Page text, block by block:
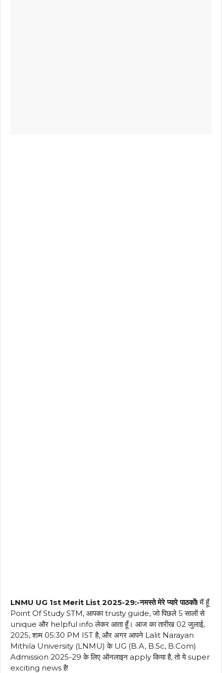
LNMU UG 1st Merit List 2025-29:-नमस्ते मेरे प्यारे पाठकों!मैं हूँ
Point Of Study STM, आपका trusty guide, जो पिछले 5 सालों से
unique और helpful info लेकर आता हूँ। आज का तारीख 02 जुलाई,
2025, शाम 05:30 PM IST है, और अगर आपने Lalit Narayan
Mithila University (LNMU) के UG (B.A, B.Sc, B.Com)
Admission 2025-29 के लिए ऑनलाइन apply किया है, तो ये super
exciting news है!